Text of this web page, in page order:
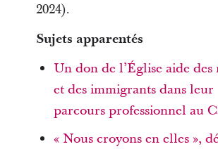
2024).
Sujets apparentés
Un don de l’Église aide des
et des immigrants dans leur
parcours professionnel au
« Nous croyons en elles »,